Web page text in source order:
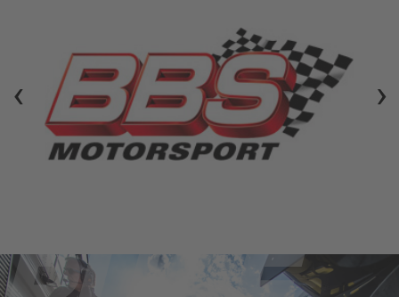
‹ ›